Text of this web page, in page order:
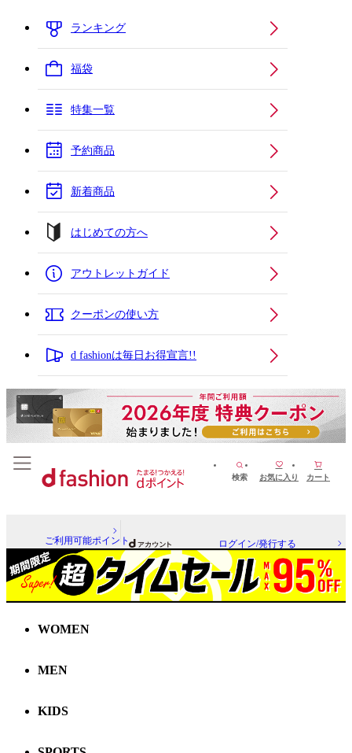
ランキング
福袋
特集一覧
予約商品
新着商品
はじめての方へ
アウトレットガイド
クーポンの使い方
d fashionは毎日お得宣言!!
検索 お気に入り カート
ご利用可能ポイント ログイン/発行する
WOMEN
MEN
KIDS